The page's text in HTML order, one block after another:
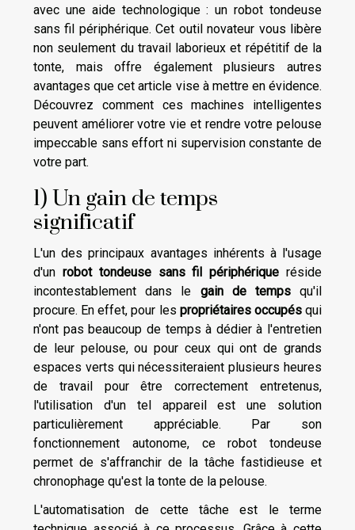
avec une aide technologique : un robot tondeuse
sans fil périphérique. Cet outil novateur vous libère
non seulement du travail laborieux et répétitif de la
tonte, mais offre également plusieurs autres
avantages que cet article vise à mettre en évidence.
Découvrez comment ces machines intelligentes
peuvent améliorer votre vie et rendre votre pelouse
impeccable sans effort ni supervision constante de
votre part.
1) Un gain de temps
significatif
L'un des principaux avantages inhérents à l'usage
d'un robot tondeuse sans fil périphérique réside
incontestablement dans le gain de tempsqu'il
procure. En effet, pour les propriétaires occupésqui
n'ont pas beaucoup de temps à dédier à l'entretien
de leur pelouse, ou pour ceux qui ont de grands
espaces verts qui nécessiteraient plusieurs heures
de travail pour être correctement entretenus,
l'utilisation d'un tel appareil est une solution
particulièrement appréciable. Par son
fonctionnement autonome, ce robot tondeuse
permet de s'affranchir de la tâche fastidieuse et
chronophage qu'est la tonte de la pelouse.
L'automatisation de cette tâche est le terme